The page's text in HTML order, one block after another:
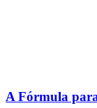
A Fórmula